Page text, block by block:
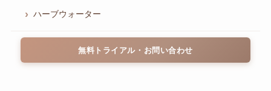
ハーブウォーター
無料トライアル・お問い合わせ